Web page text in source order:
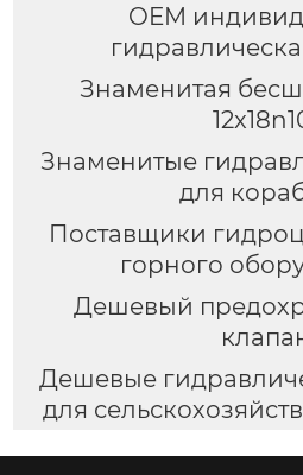
OEM
Знаменитая
Знаменитые
для
Поставщики
горного
Дешевый
Дешевые
для